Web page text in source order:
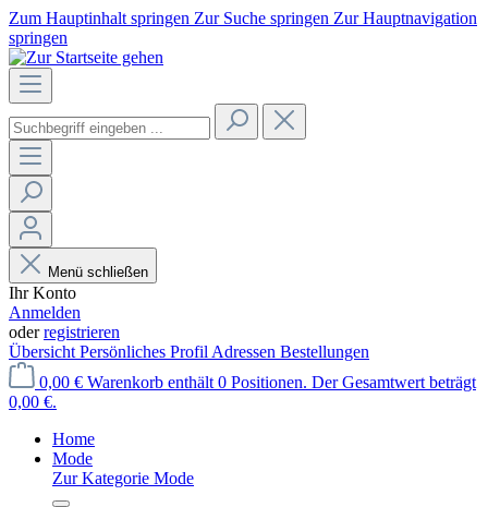
Zum Hauptinhalt springen Zur Suche springen Zur Hauptnavigation
springen
Menü schließen
Ihr Konto
Anmelden
oderregistrieren
Übersicht Persönliches Profil Adressen Bestellungen
0,00 € Warenkorb enthält 0 Positionen. Der Gesamtwert beträgt
0,00 €.
Home
Mode
Zur Kategorie Mode